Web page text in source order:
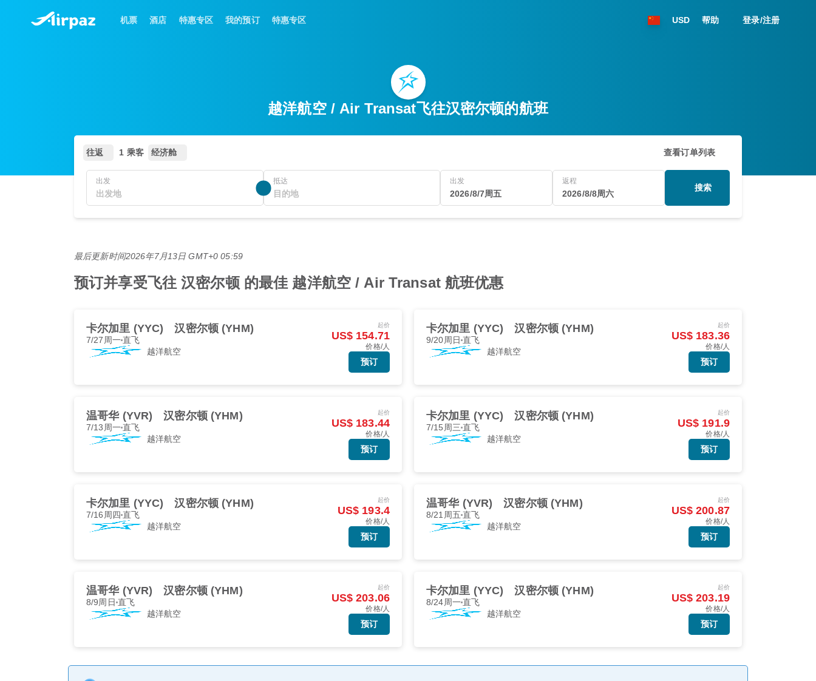
机票 酒店 特惠专区 我的预订 特惠专区 USD 帮助 登录/注册
越洋航空 / Air Transat飞往汉密尔顿的航班
往返 1 乘客 经济舱 查看订单列表
出发 抵达 出发
2026/8/7周五
返程
2026/8/8周六
搜索
最后更新时间2026年7月13日 GMT+0 05:59
预订并享受飞往 汉密尔顿 的最佳 越洋航空 / Air Transat 航班优惠
卡尔加里 (YYC) 汉密尔顿 (YHM)
7/27周一直飞
越洋航空
起价
US$ 154.71
价格/人
预订
卡尔加里 (YYC) 汉密尔顿 (YHM)
9/20周日 直飞
越洋航空
起价
US$ 183.36
价格/人
预订
温哥华 (YVR) 汉密尔顿 (YHM)
7/13周一直飞
越洋航空
起价
US$ 183.44
价格/人
预订
卡尔加里 (YYC) 汉密尔顿 (YHM)
7/15周三 直飞
越洋航空
起价
US$ 191.9
价格/人
预订
卡尔加里 (YYC) 汉密尔顿 (YHM)
7/16周四 直飞
越洋航空
起价
US$ 193.4
价格/人
预订
温哥华 (YVR) 汉密尔顿 (YHM)
8/21周五 直飞
越洋航空
起价
US$ 200.87
价格/人
预订
温哥华 (YVR) 汉密尔顿 (YHM)
8/9周日 直飞
越洋航空
起价
US$ 203.06
价格/人
预订
卡尔加里 (YYC) 汉密尔顿 (YHM)
8/24周一直飞
越洋航空
起价
US$ 203.19
价格/人
预订